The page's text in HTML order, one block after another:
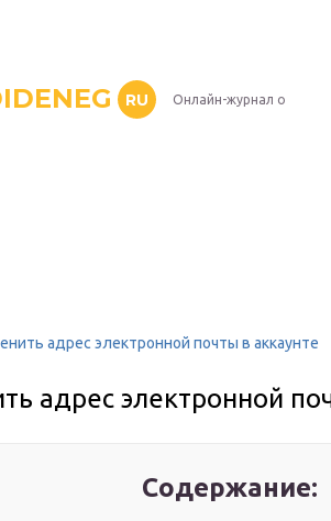
RU Онлайн-журнал о
адрес электронной почты в аккаунте
адрес электронной
Содержание: